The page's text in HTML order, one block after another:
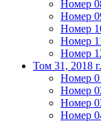
Номер
Номер
Номер
Номер
Номер
Том 31, 2018 г.
Номер
Номер
Номер
Номер